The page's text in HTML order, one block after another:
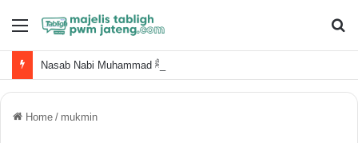
Menu
Home / mukmin